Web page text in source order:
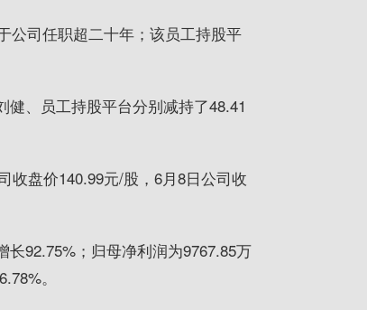
公司任职超二十年；该员工持股平
、员工持股平台分别减持了48.41
收盘价140.99元/股，6月8日公司收
92.75%；归母净利润为9767.85万
。